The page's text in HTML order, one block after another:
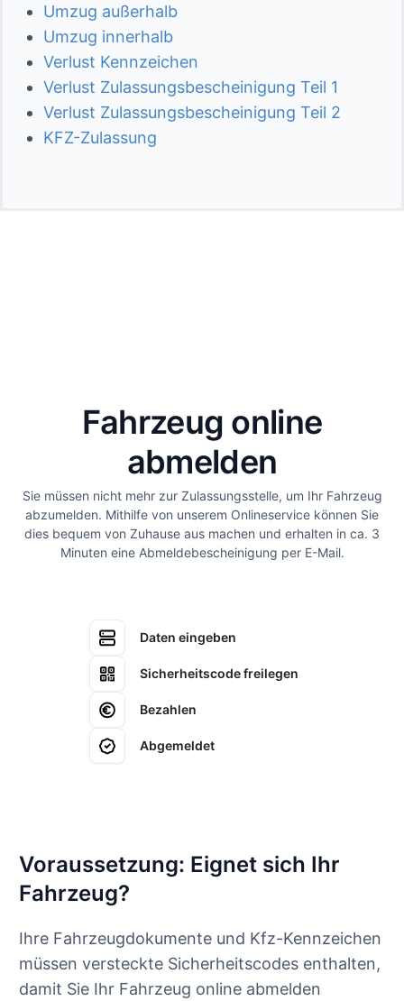
Umzug außerhalb
Umzug innerhalb
Verlust Kennzeichen
Verlust Zulassungsbescheinigung Teil 1
Verlust Zulassungsbescheinigung Teil 2
KFZ-Zulassung
Fahrzeug online
abmelden
Sie müssen nicht mehr zur Zulassungsstelle, um Ihr Fahrzeug
abzumelden. Mithilfe von unserem Onlineservice können Sie
dies bequem von Zuhause aus machen und erhalten in ca. 3
Minuten eine Abmeldebescheinigung per E-Mail.
Daten eingeben
Sicherheitscode freilegen
Bezahlen
Abgemeldet
Voraussetzung: Eignet sich Ihr
Fahrzeug?
Ihre Fahrzeugdokumente und Kfz-Kennzeichen
müssen versteckte Sicherheitscodes enthalten,
damit Sie Ihr Fahrzeug online abmelden